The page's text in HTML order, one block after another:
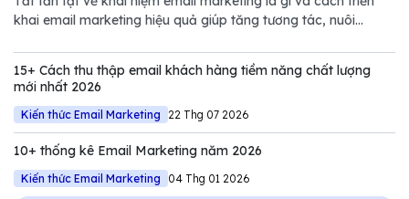
khai email marketing hiệu quả giúp tăng tương tác, nuôi
15+ Cách thu thập email khách hàng tiềm năng chất lượng
mới nhất 2026
Kiến thức Email Marketing 22 Thg 07 2026
10+ thống kê Email Marketing năm 2026
Kiến thức Email Marketing 04 Thg 01 2026